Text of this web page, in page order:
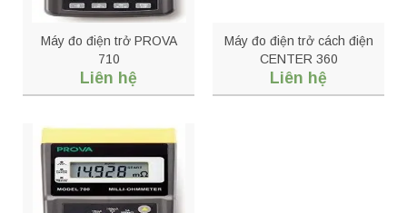
Máy đo điện trở PROVA
710
Liên hệ
Máy đo điện trở cách điện
CENTER 360
Liên hệ